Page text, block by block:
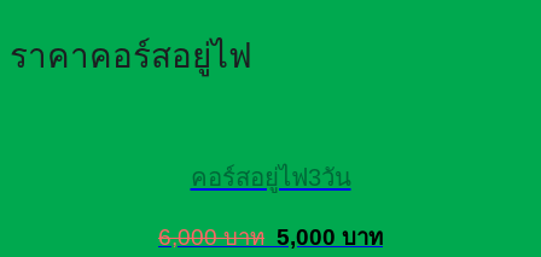
ราคาคอร์สอยู่ไฟ
คอร์สอยู่ไฟ3วัน
6,000 บาท 5,000 บาท